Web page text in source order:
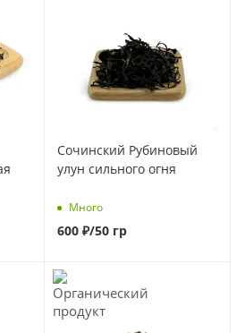
Сочинский Рубиновый
улун сильного огня
Много
600 ₽/50 гр